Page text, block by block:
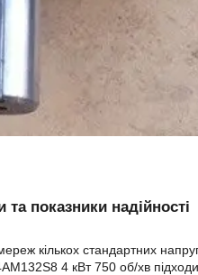
показники надійності
кількох стандартних
4 кВт 750 об/хв